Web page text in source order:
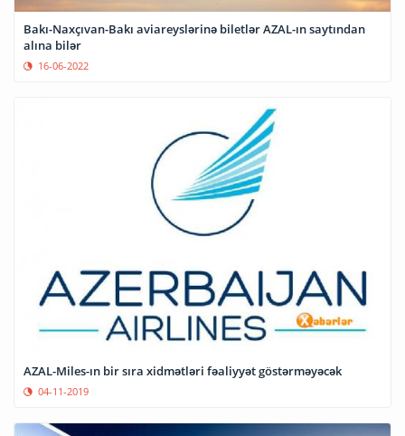
Bakı-Naxçıvan-Bakı aviareyslərinə biletlər AZAL-ın saytından
alına bilər
16-06-2022
AZAL-Miles-ın bir sıra xidmətləri fəaliyyət göstərməyəcək
04-11-2019